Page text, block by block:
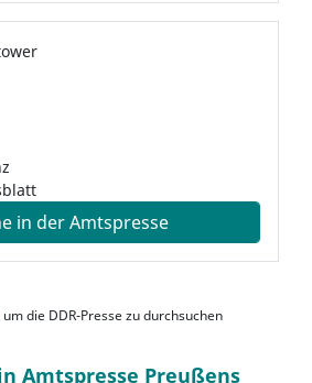
in der Amtspresse
um die DDR-Presse zu durchsuchen
Amtspresse Preußens